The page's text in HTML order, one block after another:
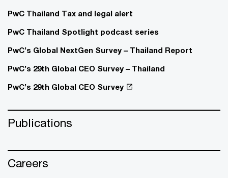
PwC Thailand Tax and legal alert
PwC Thailand Spotlight podcast series
PwC’s Global NextGen Survey – Thailand Report
PwC’s 29th Global CEO Survey – Thailand
PwC’s 29th Global CEO Survey
Publications
Careers